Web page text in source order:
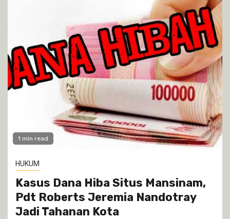
1 min read
HUKUM
Kasus Dana Hiba Situs Mansinam,
Pdt Roberts Jeremia Nandotray
Jadi Tahanan Kota